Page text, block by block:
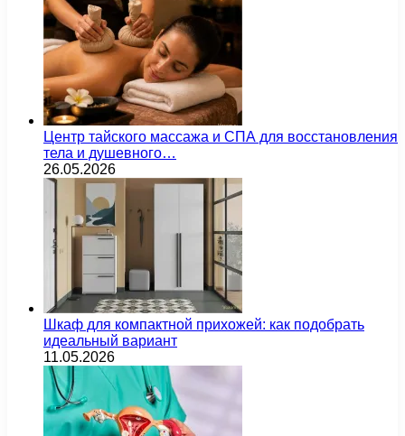
Центр тайского массажа и СПА для восстановления
тела и душевного…
26.05.2026
Шкаф для компактной прихожей: как подобрать
идеальный вариант
11.05.2026